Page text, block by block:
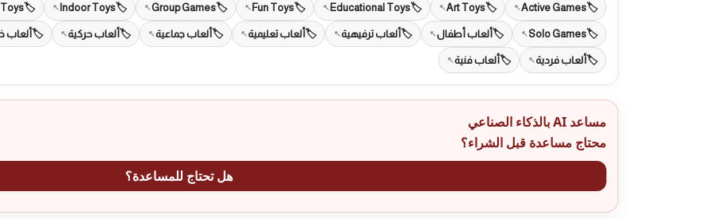
Active Games
Art Toys
Educational Toys
Fun Toys
Group Games
Indoor Toys
Solo Games ألعاب أطفال ألعاب ترفيهية ألعاب تعليمية ألعاب جماعية ألعاب حركية ألعاب
ألعاب فردية ألعاب فنية
مساعد AI بالذكاء الصناعي
محتاج مساعدة قبل الشراء؟
هل تحتاج للمساعدة؟